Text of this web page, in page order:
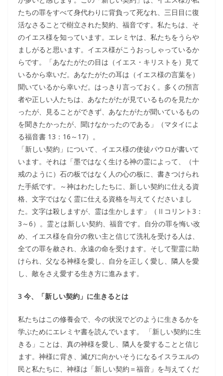
たちの罪をすべて身代わりに背負って死なれ、三日目に復
活なさることで樹立された契約、福音です。私たちは、そ
のイエス様を知っています。エレミヤは、私たちをうらや
ましがると思います。イエス様がこうおっしゃっているか
らです。「あなたがたの目は（イエス・キリストを）見て
いるから幸いだ。あなたがたの耳は（イエス様の言葉を）
聞いているから幸いだ。はっきり言っておく。多くの預言
者や正しい人たちは、あなたがたが見ているものを見たか
ったが、見ることができず、あなたがたが聞いているもの
を聞きたかったが、聞けなかったのである」（マタイによ
る福音書 13：16～17）。
「新しい契約」について、イエス様の使徒パウロが書いて
います。それは「墨ではなく生ける神の霊によって、（十
戒のように）石の板ではなく人の心の板に、書きつけられ
た手紙です。～神はわたしたちに、新しい契約に仕える資
格、文字ではなく霊に仕える資格を与えてくださいまし
た。文字は殺しますが、霊は生かします」（Ⅱコリント3：
3～6）。霊とは新しい契約、福音です。自分の罪を悔い改
め、イエス様を自分の救い主と信じて洗礼を受ける人は、
全ての罪を赦され、永遠の命を受けます。そして聖霊に助
けられ、父なる神様を愛し、自分を正しく愛し、隣人を愛
し、敵をさえ愛する生き方に進みます。
3 今、「新しい契約」に生きるとは
私たちはこの修養会で、今の状況でどのように生きるかを
学ぶためにエレミヤ書を読んでいます。 「新しい契約に生
きる」ことは、真の神様を愛し、隣人を愛することと信じ
ます。神様に背き、滅びに向かいそうになるイスラエルの
民と私たちに、神様は「新しい契約＝福音」を与えてくだ